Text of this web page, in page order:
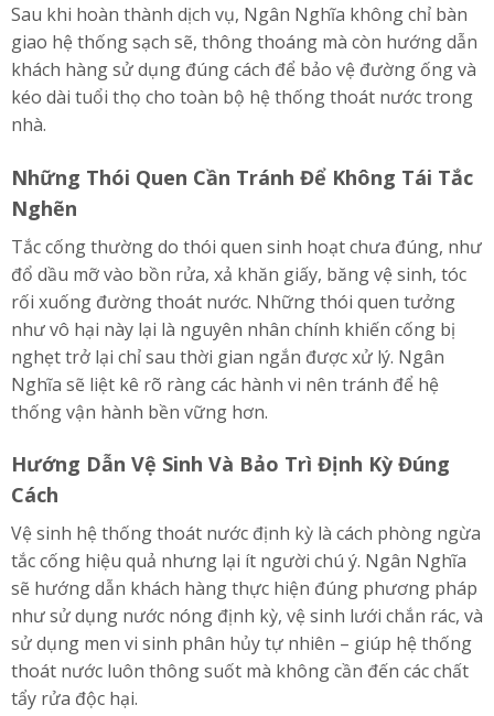
Sau khi hoàn thành dịch vụ, Ngân Nghĩa không chỉ bàn
giao hệ thống sạch sẽ, thông thoáng mà còn hướng dẫn
khách hàng sử dụng đúng cách để bảo vệ đường ống và
kéo dài tuổi thọ cho toàn bộ hệ thống thoát nước trong
nhà.
Những Thói Quen Cần Tránh Để Không Tái Tắc
Nghẽn
Tắc cống thường do thói quen sinh hoạt chưa đúng, như
đổ dầu mỡ vào bồn rửa, xả khăn giấy, băng vệ sinh, tóc
rối xuống đường thoát nước. Những thói quen tưởng
như vô hại này lại là nguyên nhân chính khiến cống bị
nghẹt trở lại chỉ sau thời gian ngắn được xử lý. Ngân
Nghĩa sẽ liệt kê rõ ràng các hành vi nên tránh để hệ
thống vận hành bền vững hơn.
Hướng Dẫn Vệ Sinh Và Bảo Trì Định Kỳ Đúng
Cách
Vệ sinh hệ thống thoát nước định kỳ là cách phòng ngừa
tắc cống hiệu quả nhưng lại ít người chú ý. Ngân Nghĩa
sẽ hướng dẫn khách hàng thực hiện đúng phương pháp
như sử dụng nước nóng định kỳ, vệ sinh lưới chắn rác, và
sử dụng men vi sinh phân hủy tự nhiên – giúp hệ thống
thoát nước luôn thông suốt mà không cần đến các chất
tẩy rửa độc hại.